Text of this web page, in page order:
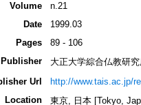
Volume
n.21
Date
1999.03
Pages
89 - 106
Publisher
大正大学綜合仏教研
Url
http://www.tais.ac.jp/
Location
東京, 日本 [Tokyo,